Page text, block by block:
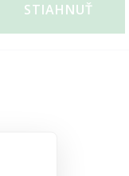
STIAHNUŤ